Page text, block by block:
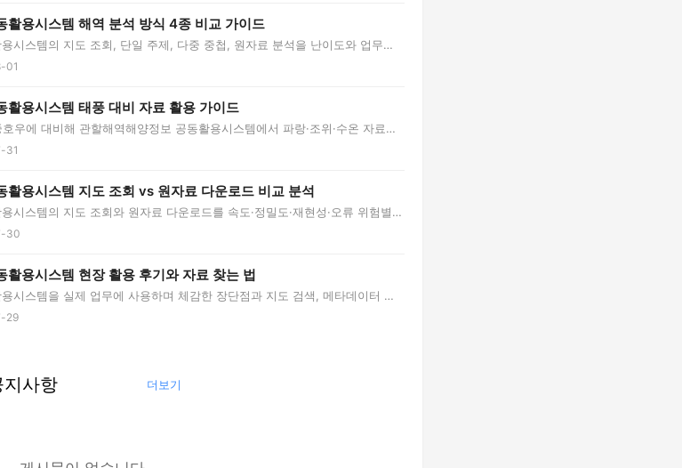
활용시스템 해역 분석 방식 4종 비교 가이드
시스템의 지도 조회, 단일 주제, 다중 중첩, 원자료 분석을 난이도와 업무
01
활용시스템 태풍 대비 자료 활용 가이드
우에 대비해 관할해역해양정보 공동활용시스템에서 파랑·조위·수온 자료를
31
활용시스템 지도 조회 vs 원자료 다운로드 비교 분석
시스템의 지도 조회와 원자료 다운로드를 속도·정밀도·재현성·오류 위험별로
30
활용시스템 현장 활용 후기와 자료 찾는 법
시스템을 실제 업무에 사용하며 체감한 장단점과 지도 검색, 메타데이터 검
29
지사항 더보기